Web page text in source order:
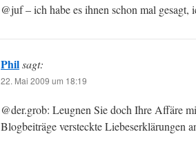
@juf – ich habe es ihnen schon mal
Philsagt:
22. Mai 2009 um 18:19
@der.grob: Leugnen Sie doch Ihre Affäre
Blogbeiträge versteckte Liebeserklärungen